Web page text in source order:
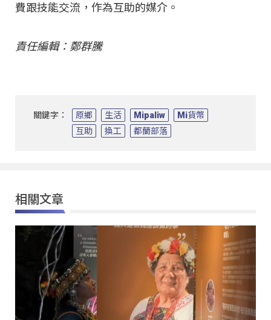
費跟技能交流，作為互助的媒介。
責任編輯：鄭群騰
關鍵字： 原鄉 生活 Mipaliw
Mi貨幣
互助
換工 都蘭部落
相關文章